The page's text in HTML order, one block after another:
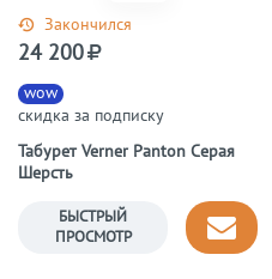
Закончился
Табурет Verner Panton Серая
Шерсть
wow
скидка за подписку
24 200
БЫСТРЫЙ
ПРОСМОТР